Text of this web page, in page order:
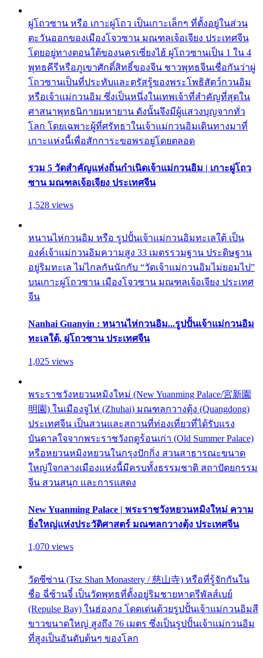
ผู่โถวซาน หรือ เกาะผู่โถว เป็นเกาะเล็กๆ ที่ตั้งอยู่ในส่วน
ตะวันออกของเมืองโจวซาน มณฑลเจ้อเจียง ประเทศจีน
โดยอยู่ทางตอนใต้ของนครเซี่ยงไฮ้ ผู่โถวซานเป็น 1 ใน 4
พุทธคีรีหรือภูเขาศักดิ์สิทธิ์ของจีน ชาวพุทธจีนเชื่อกันว่าผู่
โถวซานเป็นที่ประทับและตรัสรู้ของพระโพธิสัตว์กวนอิม
หรือเจ้าแม่กวนอิม ซึ่งเป็นหนึ่งในเทพเจ้าที่สำคัญที่สุดใน
ศาสนาพุทธนิกายมหายาน ดังนั้นจึงมีผู้แสวงบุญจากทั่ว
โลก โดยเฉพาะผู้ที่ศรัทธาในเจ้าแม่กวนอิมเดินทางมาที่
เกาะแห่งนี้เพื่อสักการะขอพรอยู่โดยตลอด
รวม 5 วัดสำคัญแห่งถิ่นกำเนิดเจ้าแม่กวนอิม | เกาะผู่โถว
ซาน มณฑลเจ้อเจียง ประเทศจีน
1,528 views
หนานไห่กวนอิม หรือ รูปปั้นเจ้าแม่กวนอิมทะเลใต้ เป็น
องค์เจ้าแม่กวนอิมความสูง 33 เมตรรวมฐาน ประดิษฐาน
อยู่ริมทะเล ไม่ไกลกันนักกับ “วัดเจ้าแม่กวนอิมไม่ยอมไป”
บนเกาะผู่โถวซาน เมืองโจวซาน มณฑลเจ้อเจียง ประเทศ
จีน
Nanhai Guanyin : หนานไห่กวนอิม...รูปปั้นเจ้าแม่กวนอิม
ทะเลใต้, ผู่โถวซาน ประเทศจีน
1,025 views
พระราชวังหยวนหมิงใหม่ (New Yuanming Palace/宮新園
明園) ในเมืองจูไห่ (Zhuhai) มณฑลกวางตุ้ง (Quangdong)
ประเทศจีน เป็นสวนและสถานที่ท่องเที่ยวที่ได้รับแรง
บันดาลใจจากพระราชวังฤดูร้อนเก่า (Old Summer Palace)
หรือหยวนหมิงหยวนในกรุงปักกิ่ง สวนสาธารณะขนาด
ใหญ่ใจกลางเมืองแห่งนี้มีครบทั้งธรรมชาติ สถาปัตยกรรม
จีน สวนสนุก และการแสดง
New Yuanming Palace | พระราชวังหยวนหมิงใหม่ ความ
ยิ่งใหญ่แห่งประวัติศาสตร์ มณฑลกวางตุ้ง ประเทศจีน
1,070 views
วัดซีซ่าน (Tsz Shan Monastery / 慈山寺) หรือที่รู้จักกันใน
ชื่อ ฉี่ซ้านจี๋ เป็นวัดพุทธที่ตั้งอยู่ริมชายหาดรีพัลส์เบย์
(Repulse Bay) ในฮ่องกง โดดเด่นด้วยรูปปั้นเจ้าแม่กวนอิมสี
ขาวขนาดใหญ่ สูงถึง 76 เมตร ซึ่งเป็นรูปปั้นเจ้าแม่กวนอิม
ที่สูงเป็นอันดับต้นๆ ของโลก